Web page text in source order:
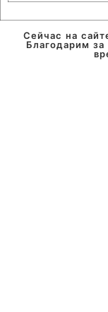
Сейчас на
Благодарим